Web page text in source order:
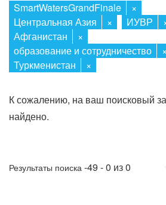
SmartWatersGrandFinale
×
Центральная Азия
× ИУВР
Афганистан
×
образование и сотрудничество
×
Туркменистан
×
К сожалению, на ваш поисковый
найдено.
Результаты поиска -49 - 0 из 0